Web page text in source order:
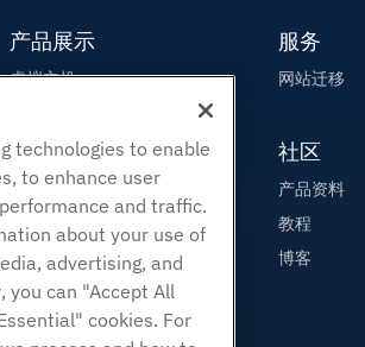
产品展示
虚拟主机
转销商托管
白标经销商
管理Linux VPS
非托管Linux VPS
管理Windows. VPS
非托管Windows VPS
服务
网站迁移
社区
产品资料
教程
博客
technologies to enable
to enhance user
and traffic.
about your use of
advertising, and
you can "Accept All
cookies. For